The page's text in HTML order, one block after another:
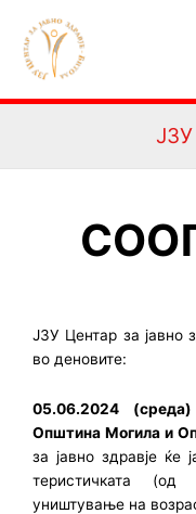
content
ЈЗУ Центар за јавно
во деновите:
05.06.2024
Општина Могила и
за јавно здравје ќе
теристичката
уништување на